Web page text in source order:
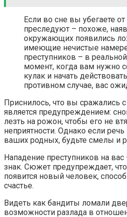
Если во сне вы убегаете
преследуют – похоже,
окружающих появились
имеющие нечистые
преступников – в
момент, когда вам нужно
кулак и начать
противном случае, вас
Приснилось, что вы сражались
является предупреждением:
лезть на рожон, чтобы его не
неприятности. Однако если
ваших родных, будьте смелы и
Нападение преступников на
знак. Сюжет предупреждает,
появится новый человек,
счастье.
Видеть как бандиты ломали
возможности разлада в